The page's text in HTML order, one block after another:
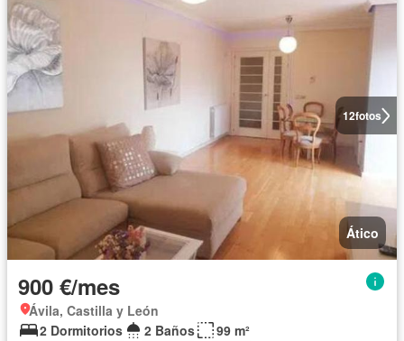
12fotos
Ático
900 €/mes
Ávila, Castilla y León
2 Dormitorios
2 Baños
99 m²